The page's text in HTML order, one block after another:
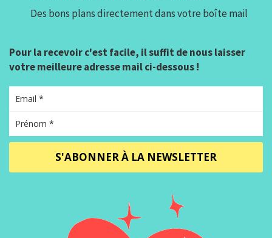
Des bons plans directement dans votre boîte mail
Pour la recevoir c'est facile, il suffit de nous laisser
votre meilleure adresse mail ci-dessous !
S'ABONNER À LA NEWSLETTER